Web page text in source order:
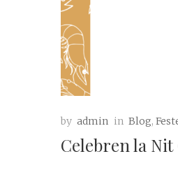
by admin in Blog,
Celebren la Nit